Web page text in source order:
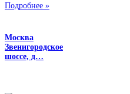
Подробнее »
Москва
Звенигородское
шоссе, д…